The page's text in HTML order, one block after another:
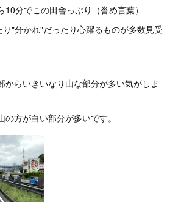
分でこの田舎っぷり（誉め言葉）
"分かれ"だったり心躍るものが多数見受
からいきいなり山な部分が多い気がしま
方が白い部分が多いです。